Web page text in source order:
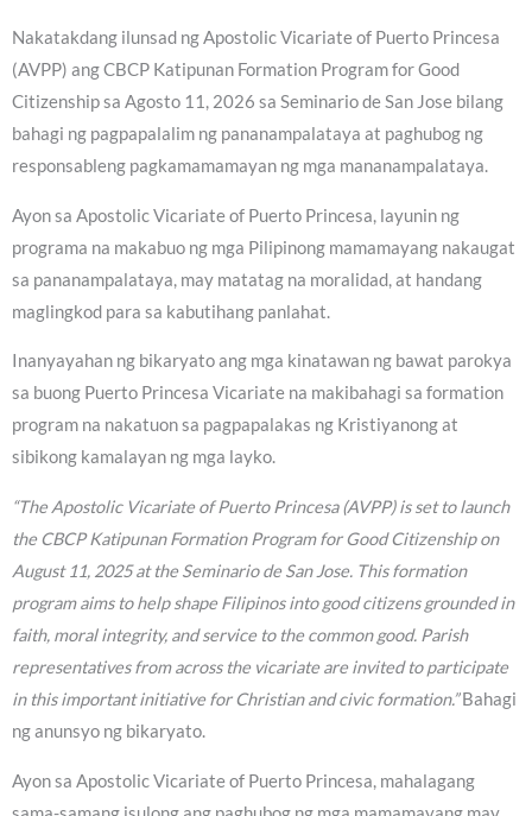
Nakatakdang ilunsad ng Apostolic Vicariate of Puerto Princesa
(AVPP) ang CBCP Katipunan Formation Program for Good
Citizenship sa Agosto 11, 2026 sa Seminario de San Jose bilang
bahagi ng pagpapalalim ng pananampalataya at paghubog ng
responsableng pagkamamamayan ng mga mananampalataya.
Ayon sa Apostolic Vicariate of Puerto Princesa, layunin ng
programa na makabuo ng mga Pilipinong mamamayang nakaugat
sa pananampalataya, may matatag na moralidad, at handang
maglingkod para sa kabutihang panlahat.
Inanyayahan ng bikaryato ang mga kinatawan ng bawat parokya
sa buong Puerto Princesa Vicariate na makibahagi sa formation
program na nakatuon sa pagpapalakas ng Kristiyanong at
sibikong kamalayan ng mga layko.
“The Apostolic Vicariate of Puerto Princesa (AVPP) is set to launch
the CBCP Katipunan Formation Program for Good Citizenship on
August 11, 2025 at the Seminario de San Jose. This formation
program aims to help shape Filipinos into good citizens grounded in
faith, moral integrity, and service to the common good. Parish
representatives from across the vicariate are invited to participate
in this important initiative for Christian and civic formation.”Bahagi
ng anunsyo ng bikaryato.
Ayon sa Apostolic Vicariate of Puerto Princesa, mahalagang